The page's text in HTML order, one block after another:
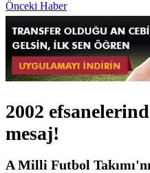
Önceki Haber
2002
mesaj!
A Milli Futbol